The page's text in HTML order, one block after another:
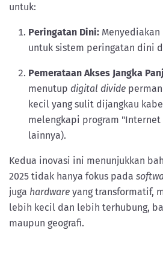
untuk:
Peringatan Dini:
untuk sistem peringatan dini
Pemerataan Akses Jangka
menutup digital divide
kecil yang sulit dijangkau
melengkapi program
lainnya).
Kedua inovasi ini menunjukkan
2025 tidak hanya fokus pada
juga hardware yang transformatif,
lebih kecil dan lebih terhubung,
maupun geografi.